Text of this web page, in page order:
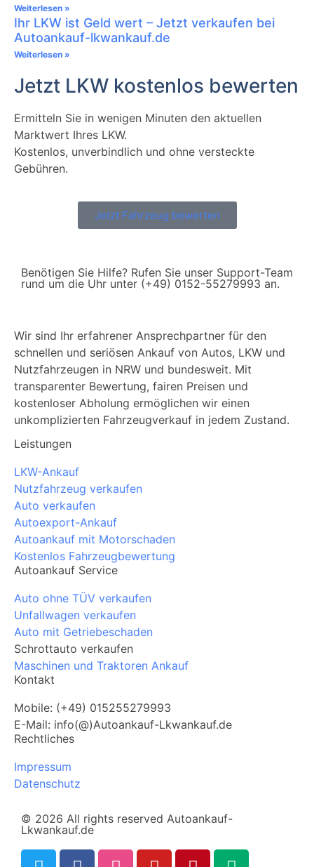
Weiterlesen »
Ihr LKW ist Geld wert – Jetzt verkaufen bei
Autoankauf-lkwankauf.de
Weiterlesen »
Jetzt LKW kostenlos bewerten
Ermitteln Sie in wenigen Minuten den aktuellen
Marktwert Ihres LKW.
Kostenlos, unverbindlich und ohne versteckte
Gebühren.
Jetzt Fahrzeug bewerten
Benötigen Sie Hilfe? Rufen Sie unser Support-Team
rund um die Uhr unter (+49) 0152-55279993 an.
Wir sind Ihr erfahrener Ansprechpartner für den
schnellen und seriösen Ankauf von Autos, LKW und
Nutzfahrzeugen in NRW und bundesweit. Mit
transparenter Bewertung, fairen Preisen und
kostenloser Abholung ermöglichen wir einen
unkomplizierten Fahrzeugverkauf in jedem Zustand.
Leistungen
LKW-Ankauf
Nutzfahrzeug verkaufen
Auto verkaufen
Autoexport-Ankauf
Autoankauf mit Motorschaden
Kostenlos Fahrzeugbewertung
Autoankauf Service
Auto ohne TÜV verkaufen
Unfallwagen verkaufen
Auto mit Getriebeschaden
Schrottauto verkaufen
Maschinen und Traktoren Ankauf
Kontakt
Mobile: (+49) 015255279993
E-Mail: info(@)Autoankauf-Lkwankauf.de
Rechtliches
Impressum
Datenschutz
© 2026 All rights reserved Autoankauf-
Lkwankauf.de